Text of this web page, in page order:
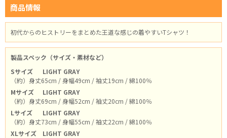
商品情報
初代からのヒストリーをまとめた王道な感じの着やすいTシャツ！
製品スペック（サイズ・素材など）
Sサイズ
LIGHT GRAY
（約）身丈65cm / 身幅49cm / 袖丈19cm / 綿100％
Mサイズ
LIGHT GRAY
（約）身丈69cm / 身幅52cm / 袖丈20cm / 綿100％
Lサイズ
LIGHT GRAY
（約）身丈73cm / 身幅55cm / 袖丈22cm / 綿100％
XLサイズ
LIGHT GRAY